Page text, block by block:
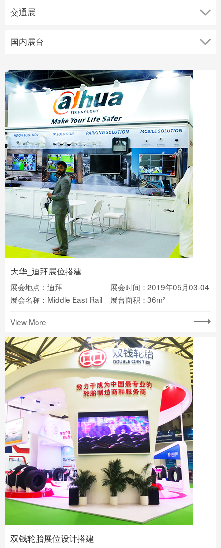
大华_迪拜展位搭建
展会地点：迪拜
展会时间：2019年05月03-04
展会名称：Middle East Rail
展台面积：36m²
View More
双钱轮胎展位设计搭建